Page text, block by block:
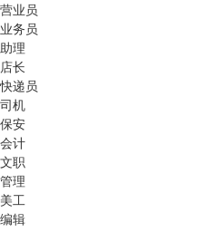
营业员
业务员
助理
店长
快递员
司机
保安
会计
文职
管理
美工
编辑